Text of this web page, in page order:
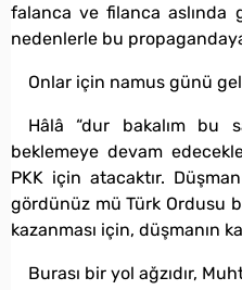
falanca ve filanca aslında
nedenlerle bu propagandaya
Onlar için namus günü
Hâlâ “dur bakalım bu
beklemeye devam
PKK için atacaktır.
gördünüz mü Türk Ordusu
kazanması için, düşmanın
Burası bir yol ağzıdır,